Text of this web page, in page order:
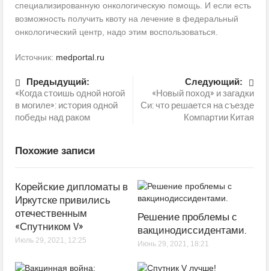
специализированную онкологическую помощь. И если есть
возможность получить квоту на лечение в федеральный
онкологический центр, надо этим воспользоваться.
Источник: medportal.ru
Предыдущий:
«Когда стоишь одной ногой
в могиле»: история одной
победы над раком
Следующий:
«Новый поход» и загадки
Си: что решается на съезде
Компартии Китая
Похожие записи
Корейские дипломаты в
Иркутске привились
отечественным
«Спутником V»
Июль 29, 2021, 12:25
Решение проблемы с
вакцинодиссидентами.
Июнь 29, 2021, 18:21